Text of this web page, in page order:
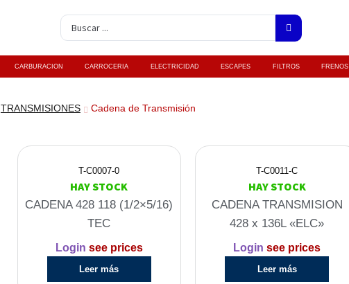
CARBURACION CARROCERIA ELECTRICIDAD ESCAPES FILTROS FRENOS
TRANSMISIONES Cadena de Transmisión
T-C0007-0
HAY STOCK
CADENA 428 118 (1/2×5/16)
TEC
Login see prices
Leer más
T-C0011-C
HAY STOCK
CADENA TRANSMISION
428 x 136L «ELC»
Login see prices
Leer más